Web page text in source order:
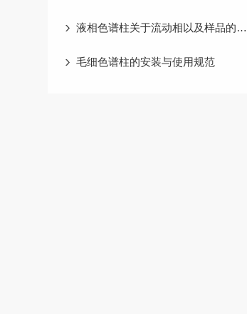
液相色谱柱关于流动相以及样品的使用说明
毛细色谱柱的安装与使用规范